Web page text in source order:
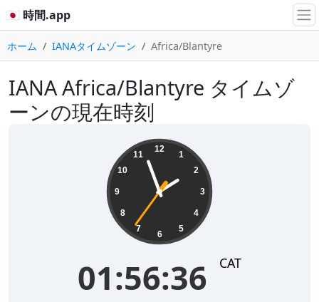
🇯🇵 時間.app
ホーム IANAタイムゾーン Africa/Blantyre
IANA Africa/Blantyre タイムゾ
ーンの現在時刻
12
1
2
3
4
5
6
7
8
9
10
11
01:56:36 CAT